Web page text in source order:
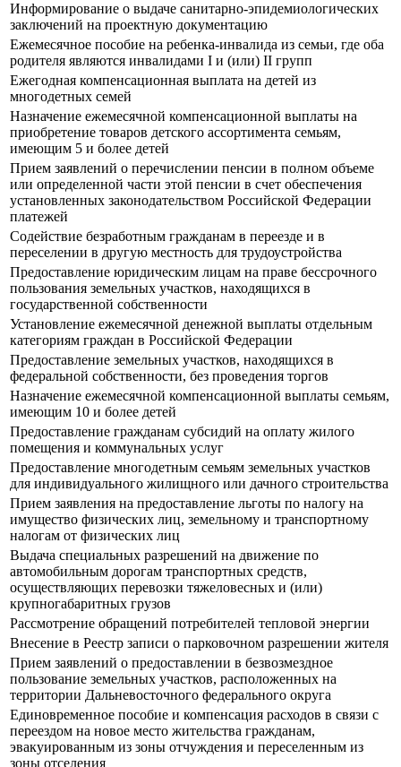
Информирование о выдаче санитарно-эпидемиологических
заключений на проектную документацию
Ежемесячное пособие на ребенка-инвалида из семьи, где оба
родителя являются инвалидами I и (или) II групп
Ежегодная компенсационная выплата на детей из
многодетных семей
Назначение ежемесячной компенсационной выплаты на
приобретение товаров детского ассортимента семьям,
имеющим 5 и более детей
Прием заявлений о перечислении пенсии в полном объеме
или определенной части этой пенсии в счет обеспечения
установленных законодательством Российской Федерации
платежей
Содействие безработным гражданам в переезде и в
переселении в другую местность для трудоустройства
Предоставление юридическим лицам на праве бессрочного
пользования земельных участков, находящихся в
государственной собственности
Установление ежемесячной денежной выплаты отдельным
категориям граждан в Российской Федерации
Предоставление земельных участков, находящихся в
федеральной собственности, без проведения торгов
Назначение ежемесячной компенсационной выплаты семьям,
имеющим 10 и более детей
Предоставление гражданам субсидий на оплату жилого
помещения и коммунальных услуг
Предоставление многодетным семьям земельных участков
для индивидуального жилищного или дачного строительства
Прием заявления на предоставление льготы по налогу на
имущество физических лиц, земельному и транспортному
налогам от физических лиц
Выдача специальных разрешений на движение по
автомобильным дорогам транспортных средств,
осуществляющих перевозки тяжеловесных и (или)
крупногабаритных грузов
Рассмотрение обращений потребителей тепловой энергии
Внесение в Реестр записи о парковочном разрешении жителя
Прием заявлений о предоставлении в безвозмездное
пользование земельных участков, расположенных на
территории Дальневосточного федерального округа
Единовременное пособие и компенсация расходов в связи с
переездом на новое место жительства гражданам,
эвакуированным из зоны отчуждения и переселенным из
зоны отселения